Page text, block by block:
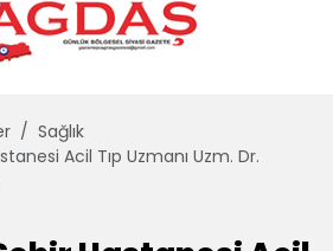
Sağlık
Acil Tıp Uzmanı Uzm. Dr.